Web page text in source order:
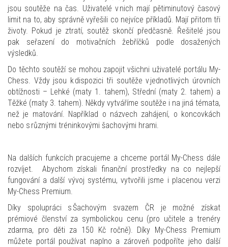
jsou soutěže na čas. Uživatelé v nich mají pětiminutový časový
limit na to, aby správně vyřešili co nejvíce příkladů. Mají přitom tři
životy. Pokud je ztratí, soutěž skončí předčasně. Řešitelé jsou
pak seřazení do motivačních žebříčků podle dosažených
výsledků.
Do těchto soutěží se mohou zapojit všichni uživatelé portálu My-
Chess. Vždy jsou k dispozici tři soutěže v jednotlivých úrovních
obtížnosti – Lehké (maty 1. tahem), Střední (maty 2. tahem) a
Těžké (maty 3. tahem). Někdy vytváříme soutěže i na jiná témata,
než je matování. Například o názvech zahájení, o koncovkách
nebo s různými tréninkovými šachovými hrami.
Na dalších funkcích pracujeme a chceme portál My-Chess dále
rozvíjet. Abychom získali finanční prostředky na co nejlepší
fungování a další vývoj systému, vytvořili jsme i placenou verzi
My-Chess Premium.
Díky spolupráci s Šachovým svazem ČR je možné získat
prémiové členství za symbolickou cenu (pro učitele a trenéry
zdarma, pro děti za 150 Kč ročně). Díky My-Chess Premium
můžete portál používat naplno a zároveň podpoříte jeho další